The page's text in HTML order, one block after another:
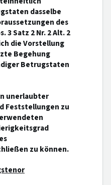
dasselbe
des
3 Satz 2 Nr. 2 Alt. 2
die Vorstellung
Begehung
Betrugstaten
unerlaubter
Feststellungen zu
zu können.